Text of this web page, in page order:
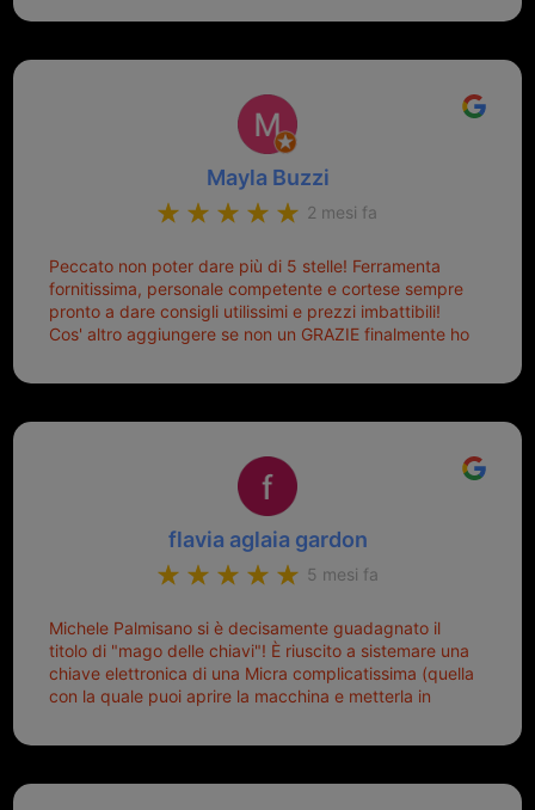
Sicuramente tornerò qui per qualsiasi altro problema.
Mayla Buzzi
2 mesi fa
Peccato non poter dare più di 5 stelle! Ferramenta
fornitissima, personale competente e cortese sempre
pronto a dare consigli utilissimi e prezzi imbattibili!
Cos' altro aggiungere se non un GRAZIE finalmente ho
mio riferimento. Ah dimenticavo...da loro sono riuscita
Top top top!!!
flavia aglaia gardon
5 mesi fa
Michele Palmisano si è decisamente guadagnato il
titolo di "mago delle chiavi"! È riuscito a sistemare una
chiave elettronica di una Micra complicatissima (quella
con la quale puoi aprire la macchina e metterla in
pronta per la pattumiera... Avevo passato mesi con le
il coperchietto, la chiave era fissata con un filo di